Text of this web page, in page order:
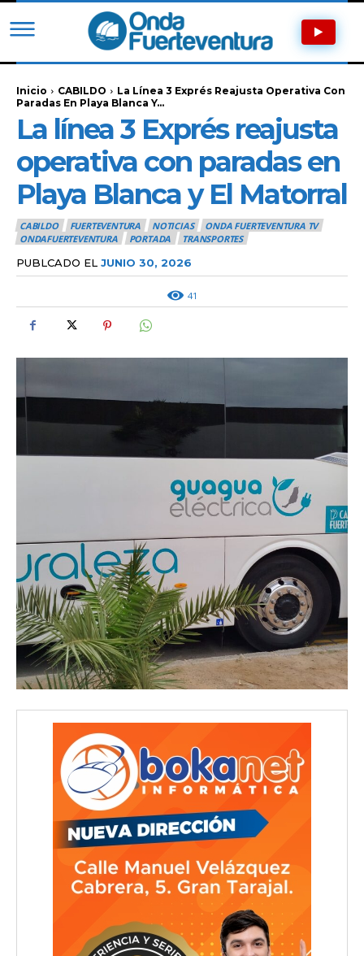
Inicio CABILDO
La Línea 3 Exprés Reajusta Operativa Con
Paradas En Playa Blanca Y...
La línea 3 Exprés reajusta
operativa con paradas en
Playa Blanca y El Matorral
CABILDO FUERTEVENTURA NOTICIAS
ONDA FUERTEVENTURA TV
ONDAFUERTEVENTURA
PORTADA TRANSPORTES
PUBLCADO EL JUNIO 30, 2026
41